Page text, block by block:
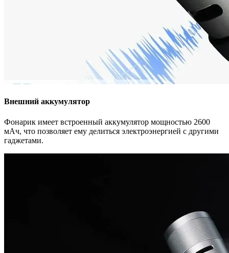
Внешний аккумулятор
Фонарик имеет встроенный аккумулятор мощностью 2600
мАч, что позволяет ему делиться электроэнергией с другими
гаджетами.